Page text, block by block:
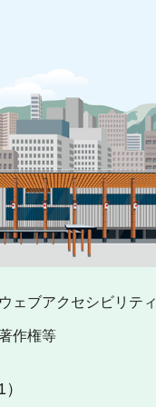
ウェブアクセシビリティ
作権等